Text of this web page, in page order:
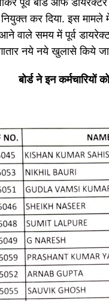
पूर्व बोर्ड ऑफ
कर दिया. इस मामले
आने वाले समय में पूर्व
नये नये खुलासे किये
बोर्ड ने इन कर्मचारियों